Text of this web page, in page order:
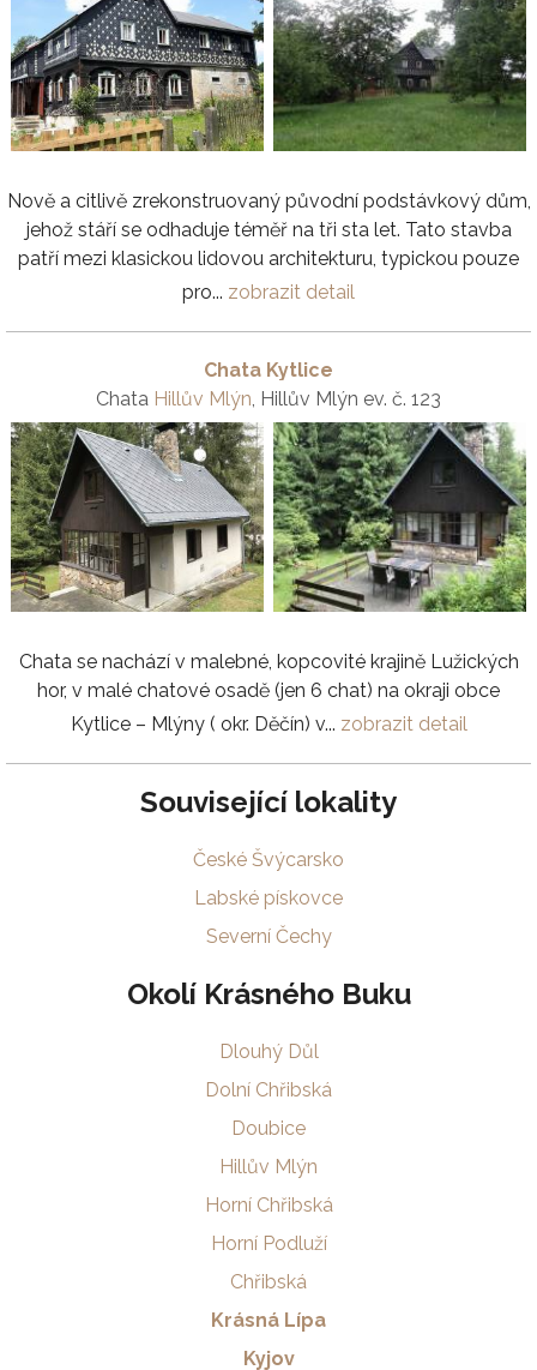
Nově a citlivě zrekonstruovaný původní podstávkový dům,
jehož stáří se odhaduje téměř na tři sta let. Tato stavba
patří mezi klasickou lidovou architekturu, typickou pouze
pro... zobrazit detail
Chata Kytlice
Chata Hillův Mlýn, Hillův Mlýn ev. č. 123
Chata se nachází v malebné, kopcovité krajině Lužických
hor, v malé chatové osadě (jen 6 chat) na okraji obce
Kytlice – Mlýny ( okr. Děčín) v... zobrazit detail
Související lokality
České Švýcarsko
Labské pískovce
Severní Čechy
Okolí Krásného Buku
Dlouhý Důl
Dolní Chřibská
Doubice
Hillův Mlýn
Horní Chřibská
Horní Podluží
Chřibská
Krásná Lípa
Kyjov